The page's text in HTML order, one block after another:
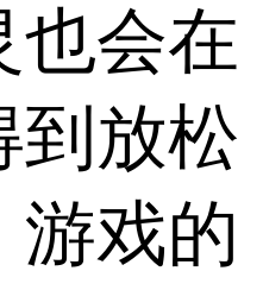
也会在
到放松
游戏的